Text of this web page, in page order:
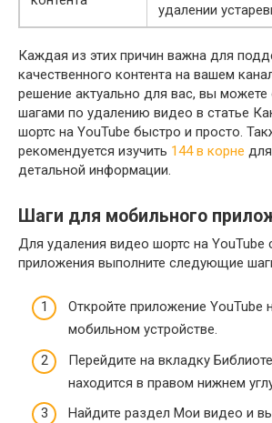
удалении
Каждая из этих причин важна для
качественного контента на вашем
решение актуально для вас, вы можете
шагами по удалению видео в статье
шортс на YouTube быстро и просто.
рекомендуется изучить 144 в корне
детальной информации.
Шаги для мобильного
Для удаления видео шортс на YouTube
приложения выполните следующие
Откройте приложение YouTube
мобильном устройстве.
Перейдите на вкладку
находится в правом нижнем
Найдите раздел Мои видео и